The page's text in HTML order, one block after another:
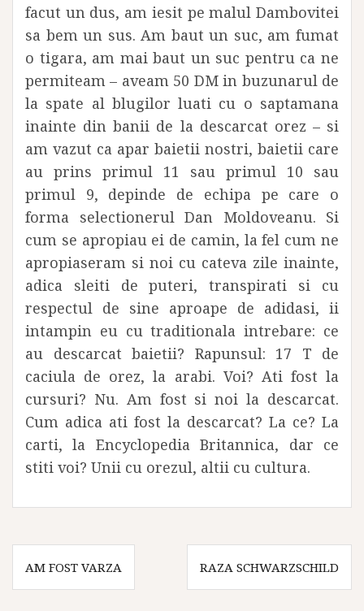
facut un dus, am iesit pe malul Dambovitei
sa bem un sus. Am baut un suc, am fumat
o tigara, am mai baut un suc pentru ca ne
permiteam – aveam 50 DM in buzunarul de
la spate al blugilor luati cu o saptamana
inainte din banii de la descarcat orez – si
am vazut ca apar baietii nostri, baietii care
au prins primul 11 sau primul 10 sau
primul 9, depinde de echipa pe care o
forma selectionerul Dan Moldoveanu. Si
cum se apropiau ei de camin, la fel cum ne
apropiaseram si noi cu cateva zile inainte,
adica sleiti de puteri, transpirati si cu
respectul de sine aproape de adidasi, ii
intampin eu cu traditionala intrebare: ce
au descarcat baietii? Rapunsul: 17 T de
caciula de orez, la arabi. Voi? Ati fost la
cursuri? Nu. Am fost si noi la descarcat.
Cum adica ati fost la descarcat? La ce? La
carti, la Encyclopedia Britannica, dar ce
stiti voi? Unii cu orezul, altii cu cultura.
Navigare
înAM FOST VARZA RAZA SCHWARZSCHILD